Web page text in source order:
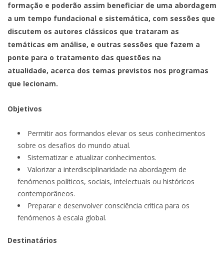
formação e poderão assim beneficiar de uma abordagem
a um tempo fundacional e sistemática, com sessões que
discutem os autores clássicos que trataram as
temáticas em análise, e outras sessões que fazem a
ponte para o tratamento das questões na
atualidade, acerca dos temas previstos nos programas
que lecionam.
Objetivos
Permitir aos formandos elevar os seus conhecimentos
sobre os desafios do mundo atual.
Sistematizar e atualizar conhecimentos.
Valorizar a interdisciplinaridade na abordagem de
fenómenos políticos, sociais, intelectuais ou históricos
contemporâneos.
Preparar e desenvolver consciência crítica para os
fenómenos à escala global.
Destinatários